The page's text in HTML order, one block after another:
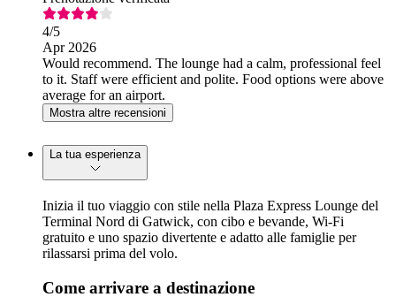
4/5
Apr 2026
Would recommend. The lounge had a calm, professional feel
to it. Staff were efficient and polite. Food options were above
average for an airport.
Mostra altre recensioni
La tua esperienza
Inizia il tuo viaggio con stile nella Plaza Express Lounge del
Terminal Nord di Gatwick, con cibo e bevande, Wi-Fi
gratuito e uno spazio divertente e adatto alle famiglie per
rilassarsi prima del volo.
Come arrivare a destinazione